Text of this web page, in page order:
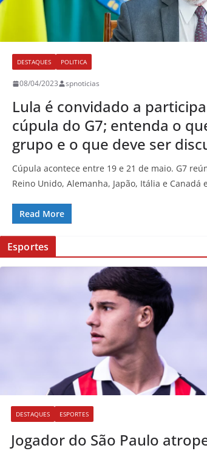
DESTAQUES POLITICA
08/04/2023 spnoticias
Lula é convidado a
cúpula do G7; entenda o
grupo e o que deve ser
Cúpula acontece entre 19 e 21 de maio. G7
Reino Unido, Alemanha, Japão, Itália e Canadá e
Read More
Esportes
DESTAQUES ESPORTES
Jogador do São Paulo